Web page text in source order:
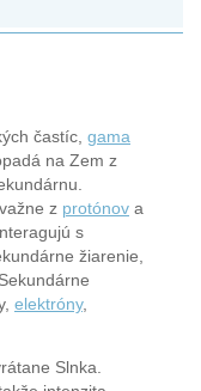
častíc, gama
na Zem z
z protónov a
s
žiarenie,
elektróny,
Slnka.